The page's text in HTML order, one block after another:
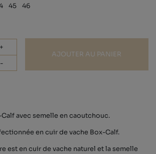
45 46
+
-
AJOUTER AU PANIER
avec semelle en caoutchouc.
en cuir de vache Box-Calf.
est en cuir de vache naturel et la semelle